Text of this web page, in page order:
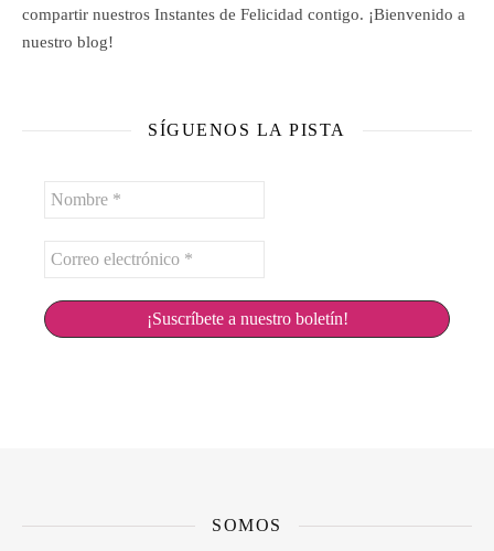
compartir nuestros Instantes de Felicidad contigo. ¡Bienvenido a
nuestro blog!
SÍGUENOS LA PISTA
Nombre
Correo
*
SOMOS